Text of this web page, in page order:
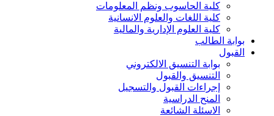
كلية الحاسوب ونظم المعلومات
كلية اللغات والعلوم الانسانية
كلية العلوم الإدارية والمالية
الطالب
بوابة التنسيق الالكتروني
التنسيق والقبول
إجراءات القبول والتسجيل
المنح الدراسية
الاسئلة الشائعة